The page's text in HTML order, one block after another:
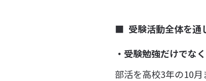
受験活動全体を通
・受験勉強だけでな
部活を高校3年の10